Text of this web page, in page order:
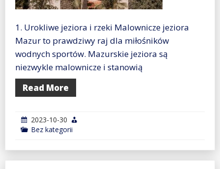
1. Urokliwe jeziora i rzeki Malownicze jeziora
Mazur to prawdziwy raj dla miłośników
wodnych sportów. Mazurskie jeziora są
niezwykle malownicze i stanowią
Read More
2023-10-30
Bez kategorii